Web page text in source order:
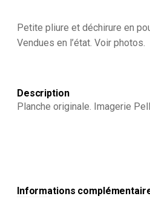
Bersaglieri
Petite pliure et déchirure en
Vendues en l’état. Voir photos.
Description
Planche originale. Imagerie
Informations